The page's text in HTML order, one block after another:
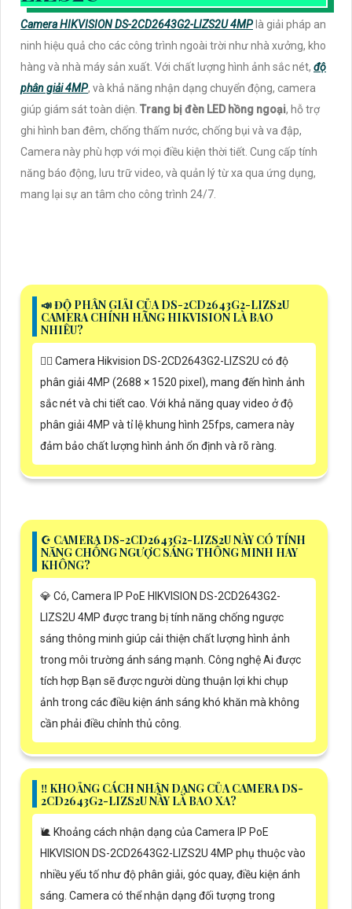
Camera HIKVISION DS-2CD2643G2-LIZS2U 4MP là giải pháp an
ninh hiệu quả cho các công trình ngoài trời như nhà xưởng, kho
hàng và nhà máy sản xuất. Với chất lượng hình ảnh sắc nét, độ
phân giải 4MP, và khả năng nhận dạng chuyển động, camera
giúp giám sát toàn diện. Trang bị đèn LED hồng ngoại, hỗ trợ
ghi hình ban đêm, chống thấm nước, chống bụi và va đập,
Camera này phù hợp với mọi điều kiện thời tiết. Cung cấp tính
năng báo động, lưu trữ video, và quản lý từ xa qua ứng dụng,
mang lại sự an tâm cho công trình 24/7.
📣 ĐỘ PHÂN GIẢI CỦA DS-2CD2643G2-LIZS2U
CAMERA CHÍNH HÃNG HIKVISION LÀ BAO
NHIÊU?
🙆‍♀️ Camera Hikvision DS-2CD2643G2-LIZS2U có độ
phân giải 4MP (2688 × 1520 pixel), mang đến hình ảnh
sắc nét và chi tiết cao. Với khả năng quay video ở độ
phân giải 4MP và tỉ lệ khung hình 25fps, camera này
đảm bảo chất lượng hình ảnh ổn định và rõ ràng.
☪ CAMERA DS-2CD2643G2-LIZS2U NÀY CÓ TÍNH
NĂNG CHỐNG NGƯỢC SÁNG THÔNG MINH HAY
KHÔNG?
💎 Có, Camera IP PoE HIKVISION DS-2CD2643G2-
LIZS2U 4MP được trang bị tính năng chống ngược
sáng thông minh giúp cải thiện chất lượng hình ảnh
trong môi trường ánh sáng mạnh. Công nghệ Ai được
tích hợp Bạn sẽ được người dùng thuận lợi khi chụp
ảnh trong các điều kiện ánh sáng khó khăn mà không
cần phải điều chỉnh thủ công.
‼️ KHOẢNG CÁCH NHẬN DẠNG CỦA CAMERA DS-
2CD2643G2-LIZS2U NÀY LÀ BAO XA?
🐌 Khoảng cách nhận dạng của Camera IP PoE
HIKVISION DS-2CD2643G2-LIZS2U 4MP phụ thuộc vào
nhiều yếu tố như độ phân giải, góc quay, điều kiện ánh
sáng. Camera có thể nhận dạng đối tượng trong